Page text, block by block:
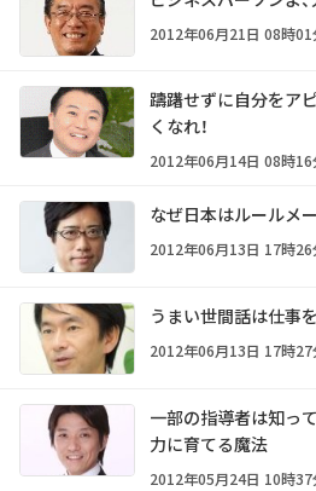
2012年06月21日 08時01
躊躇せずに自分をア
くなれ！
2012年06月14日 08時16
なぜ日本はルールメ
2012年06月13日 17時26
うまい世間話は仕事
2012年06月13日 17時27
一部の指導者は知っ
力に育てる魔法
2012年05月24日 10時37